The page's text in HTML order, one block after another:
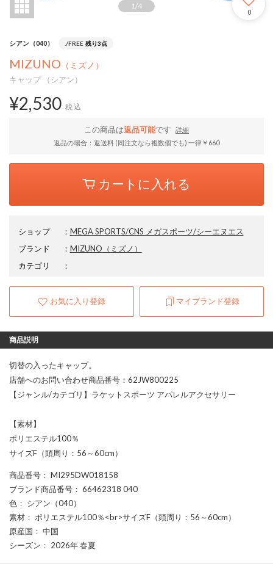
1 /4
0
シアン（040） ./FREE 残り3点
MIZUNO （ミズノ）
キャップ （シアン）
¥2,530 税込
この商品は返品可能です
詳細
返品の場合：返送料 (同注文なら複数個でも) 一律￥660
カートに入れる
ショップ ： MEGA SPORTS/CNS メガスポーツ/シーエヌエス
ブランド
： MIZUNO （ミズノ）
カテゴリ
：
お気に入り登録 マイブランド登録
商品説明
切替の入ったキャップ。
店舗へのお問い合わせ商品番号：62JW800225
【ジャンル/カテゴリ】ラケットスポーツ アパレルアクセサリー
【素材】
ポリエステル100％
サイズF（頭周り：56～60cm）
商品番号 ： MI295DW018158
ブランド商品番号 ： 66462318 040
色 ： シアン（040）
素材 ： ポリエステル100％<br>サイズF（頭周り：56～60cm）
原産国 ： 中国
シーズン ： 2026年 春夏